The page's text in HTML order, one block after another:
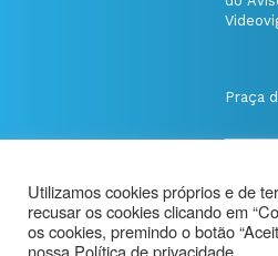
Praça
Aviso
Utilizamos cookies próprios e de
recusar os cookies clicando em
os cookies, premindo o botão
nossa Política de privacidade.